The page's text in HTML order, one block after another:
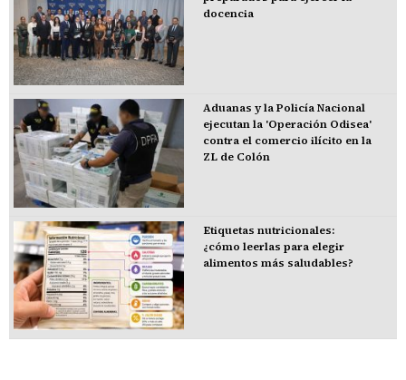
docencia
Aduanas y la Policía Nacional
ejecutan la 'Operación Odisea'
contra el comercio ilícito en la
ZL de Colón
Etiquetas nutricionales:
¿cómo leerlas para elegir
alimentos más saludables?